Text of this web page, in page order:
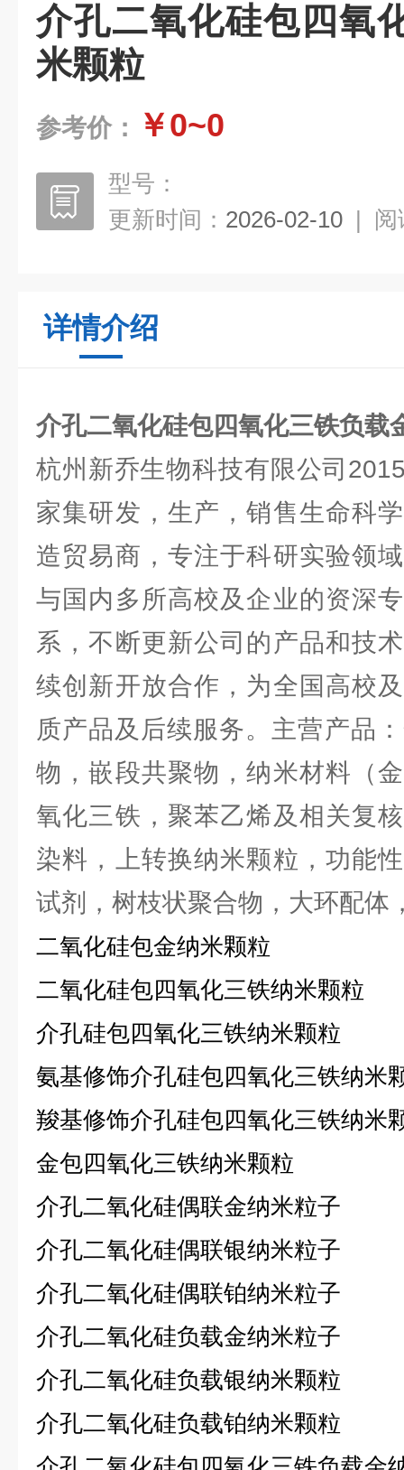
介孔二氧化硅包四氧
米颗粒
参考价： ￥0~0
型号：
更新时间： 2026-02-10 | 阅
详情介绍
介孔二氧化硅包四氧化三铁负载
杭州新乔生物科技有限公司
家集研发，生产，销售生命科
造贸易商，专注于科研实验领
与国内多所高校及企业的资深
系，不断更新公司的产品和技
续创新开放合作，为全国高校
质产品及后续服务。主营产品
物，嵌段共聚物，纳米材料（
氧化三铁，聚苯乙烯及相关复
染料，上转换纳米颗粒，功能
试剂，树枝状聚合物，大环配体
二氧化硅包金纳米颗粒
二氧化硅包四氧化三铁纳米颗粒
介孔硅包四氧化三铁纳米颗粒
氨基修饰介孔硅包四氧化三铁纳米
羧基修饰介孔硅包四氧化三铁纳米
金包四氧化三铁纳米颗粒
介孔二氧化硅偶联金纳米粒子
介孔二氧化硅偶联银纳米粒子
介孔二氧化硅偶联铂纳米粒子
介孔二氧化硅负载金纳米粒子
介孔二氧化硅负载银纳米颗粒
介孔二氧化硅负载铂纳米颗粒